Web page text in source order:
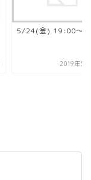
5/24(金) 19:00〜
2019年5